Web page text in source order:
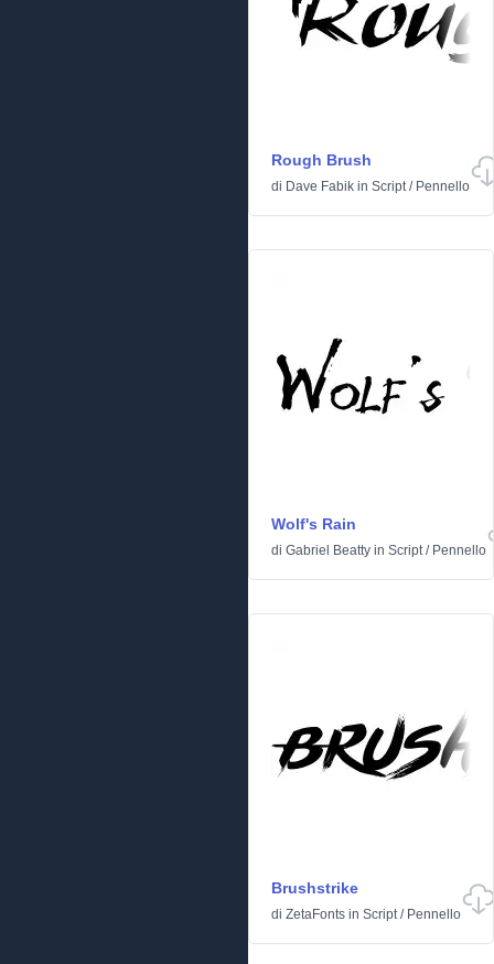
Rough Brush
di Dave Fabik in Script/ Pennello
Wolf's Rain
di Gabriel Beatty in Script/ Pennello
Brushstrike
di ZetaFonts in Script/ Pennello